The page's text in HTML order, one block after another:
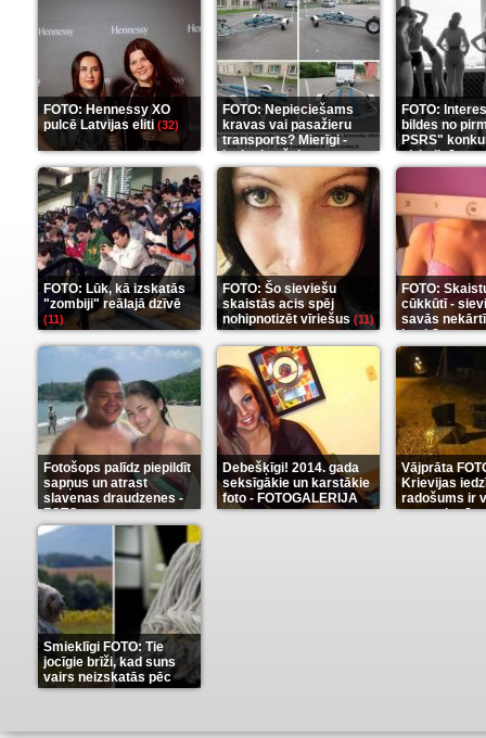
FOTO: Hennessy XO
pulcē Latvijas eliti(32)
FOTO: Nepieciešams
kravas vai pasažieru
transports? Mierīgi -
ieskaties šeit(35)
FOTO:
bildes no
PSRS"
aizkulisēm
FOTO: Lūk, kā izskatās
"zombiji" reālajā dzīvē
(11)
FOTO: Šo sieviešu
skaistās acis spēj
nohipnotizēt vīriešus (11)
FOTO:
cūkkūtī -
savās
istabās(12)
Fotošops palīdz piepildīt
sapņus un atrast
slavenas draudzenes -
FOTO(13)
Debešķīgi! 2014. gada
seksīgākie un karstākie
foto - FOTOGALERIJA
(9)
Vājprāta
Krievijas
radošums ir
Smieklīgi FOTO: Tie
jocīgie brīži, kad suns
vairs neizskatās pēc
suņa(11)